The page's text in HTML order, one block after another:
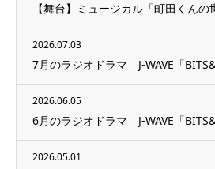
【舞台】ミュージカル「町田くんの
2026.07.03
7月のラジオドラマ J-WAVE「
2026.06.05
6月のラジオドラマ J-WAVE「
2026.05.01